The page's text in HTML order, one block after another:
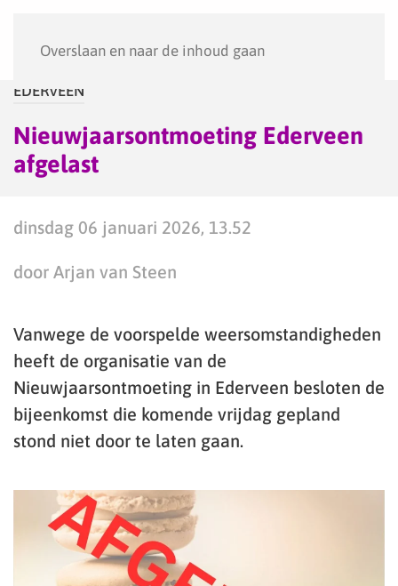
Overslaan en naar de inhoud gaan
EDERVEEN
Nieuwjaarsontmoeting Ederveen
afgelast
dinsdag 06 januari 2026, 13.52
door Arjan van Steen
Vanwege de voorspelde weersomstandigheden
heeft de organisatie van de
Nieuwjaarsontmoeting in Ederveen besloten de
bijeenkomst die komende vrijdag gepland
stond niet door te laten gaan.